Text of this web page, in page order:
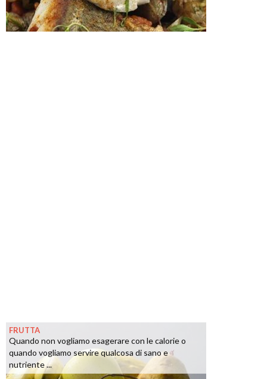
FRUTTA
Quando non vogliamo esagerare con le calorie o
quando vogliamo servire qualcosa di sano e
nutriente ...